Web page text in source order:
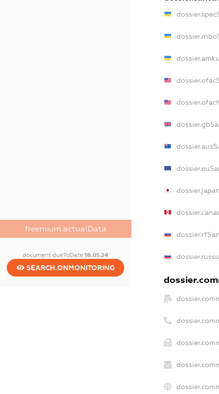
freemium.actualData
document.dueToDate18.05.24
SEARCH.ONMONITORING